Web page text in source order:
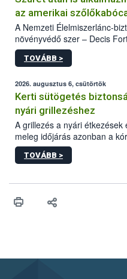
az amerikai
A Nemzeti Élelmiszerlánc-
növényvédő szer – Decis
engedélyokiratát
egészen a vesszőérettség
érésű szőlőkben is legyen
védekezésre. Az Oroganic
felhasználók számára is
engedélyezett.
TOVÁBB >
2026. augusztus 6, csütörtök
Kerti sütögetés
nyári grillezéshez
A grillezés a nyári
meleg időjárás azonban a
gyorsabb szaporodásának is
ezért nem csupán a
higiéniai szabályok
biztonsági Hivatal (Nébih)
TOVÁBB >